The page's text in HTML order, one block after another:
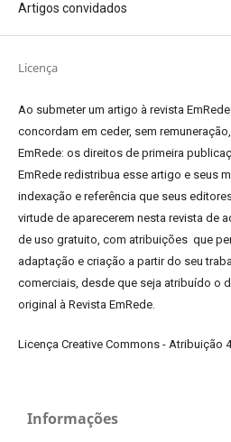
Artigos convidados
Licença
Ao submeter um artigo à revista
concordam em ceder, sem
EmRede: os direitos de primeira
EmRede redistribua esse artigo e seus
indexação e referência que seus
virtude de aparecerem nesta revista de
de uso gratuito, com atribuições que
adaptação e criação a partir do seu
comerciais, desde que seja atribuído o
original à Revista EmRede.
Licença Creative Commons - Atribuição
Informações